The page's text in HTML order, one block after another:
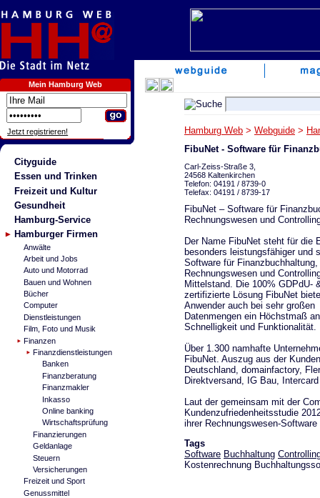
Mein Hamburg Web
Jetzt registrieren!
Cityguide
Essen und Trinken
Freizeit und Kultur
Gesundheit
Hamburg-Service
Hamburger Firmen
Anwälte
Arbeit und Jobs
Auto und Motorrad
Bauen und Wohnen
Bücher
Computer
Dienstleistungen
Film, Foto und Musik
Finanzen
Finanzdienstleistungen
Banken
Finanzberatung
Finanzmakler
Inkasso
Online banking
Wirtschaftsprüfung
Finanzierungen
Geldanlage
Steuern
Versicherungen
Freizeit und Sport
Genussmittel
Hamburg Web > Webguide >
FibuNet - Software für
Carl-Zeiss-Straße 3,
24568 Kaltenkirchen
Telefon: 04191 / 8739-0
Telefax: 04191 / 8739-17
FibuNet – Software für
Rechnungswesen und
Der Name FibuNet steht für die
besonders leistungsfähiger und
Software für Finanzbuchhaltung,
Rechnungswesen und
Mittelstand. Die 100% GDPdU-
zertifizierte Lösung FibuNet
Anwender auch bei sehr großen
Datenmengen ein Höchstmaß
Schnelligkeit und Funktionalität.
Über 1.300 namhafte
FibuNet. Auszug aus der
Deutschland, domainfactory,
Direktversand, IG Bau,
Laut der gemeinsam mit der
Kundenzufriedenheitsstudie
ihrer Rechnungswesen-
Tags
Software Buchhaltung
Kostenrechnung